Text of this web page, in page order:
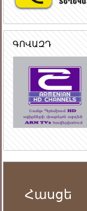
ԳՈՎԱԶԴ
Հասցե